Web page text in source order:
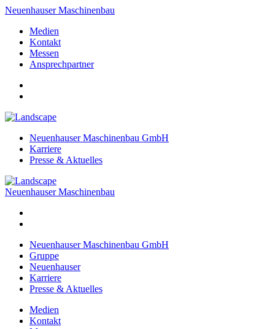
Neuenhauser Maschinenbau
Medien
Kontakt
Messen
Ansprechpartner
Neuenhauser Maschinenbau GmbH
Karriere
Presse & Aktuelles
Neuenhauser Maschinenbau
Neuenhauser Maschinenbau GmbH
Gruppe
Neuenhauser
Karriere
Presse & Aktuelles
Medien
Kontakt